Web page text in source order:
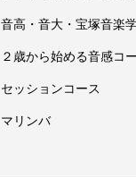
音高・音大・宝塚音楽
２歳から始める音感コ
セッションコース
マリンバ